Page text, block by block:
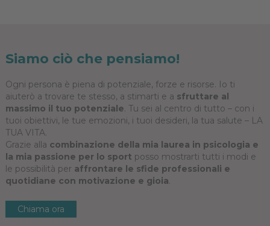
Siamo ciò che pensiamo!
Ogni persona è piena di potenziale, forze e risorse. Io ti
aiuterò a trovare te stesso, a stimarti e a sfruttare al
massimo il tuo potenziale. Tu sei al centro di tutto – con i
tuoi obiettivi, le tue emozioni, i tuoi desideri, la tua salute – LA
TUA VITA.
Grazie alla combinazione della mia laurea in psicologia e
la mia passione per lo sport posso mostrarti tutti i modi e
le possibilità per affrontare le sfide professionali e
quotidiane con motivazione e gioia.
Chiama ora